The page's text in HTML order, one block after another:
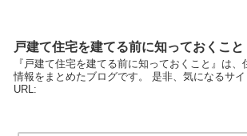
戸建て住宅を建てる前に知っておくこと
『戸建て住宅を建てる前に知っておくこと』は
情報をまとめたブログです。 是非、気になるサイ
URL: